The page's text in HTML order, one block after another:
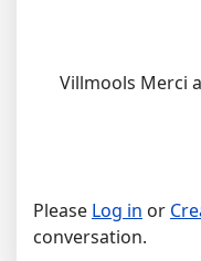
Villmools Merci
Please Log in or
conversation.